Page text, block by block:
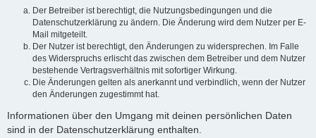
Der Betreiber ist berechtigt, die Nutzungsbedingungen und die
Datenschutzerklärung zu ändern. Die Änderung wird dem Nutzer per E-
Mail mitgeteilt.
Der Nutzer ist berechtigt, den Änderungen zu widersprechen. Im Falle
des Widerspruchs erlischt das zwischen dem Betreiber und dem Nutzer
bestehende Vertragsverhältnis mit sofortiger Wirkung.
Die Änderungen gelten als anerkannt und verbindlich, wenn der Nutzer
den Änderungen zugestimmt hat.
Informationen über den Umgang mit deinen persönlichen Daten
sind in der Datenschutzerklärung enthalten.